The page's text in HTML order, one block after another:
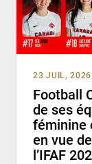
23 JUIL, 2026
Football
de ses
féminine
en vue
l’IFAF